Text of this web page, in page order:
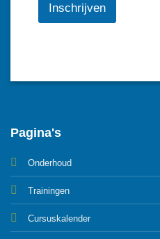
Inschrijven
Pagina's
Onderhoud
Trainingen
Cursuskalender